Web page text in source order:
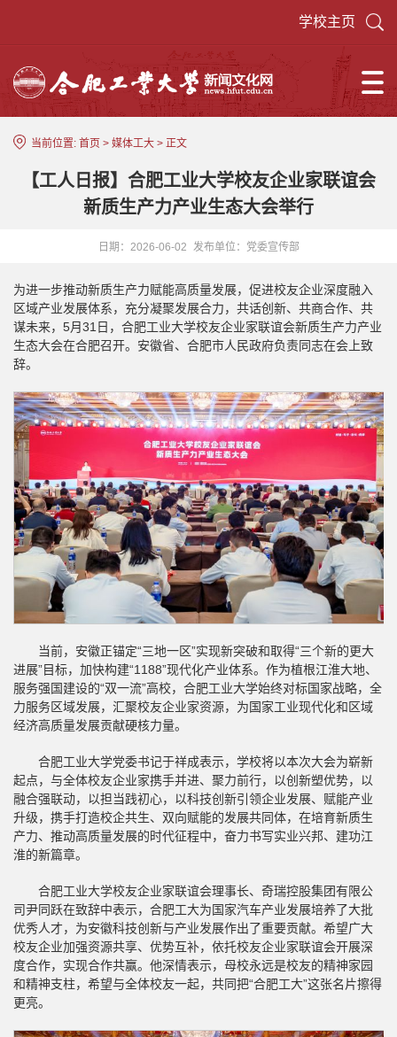
学校主页
当前位置: 首页 > 媒体工大 > 正文
【工人日报】合肥工业大学校友企业家联谊会
新质生产力产业生态大会举行
日期：2026-06-02 发布单位：党委宣传部
为进一步推动新质生产力赋能高质量发展，促进校友企业深度融入
区域产业发展体系，充分凝聚发展合力，共话创新、共商合作、共
谋未来，5月31日，合肥工业大学校友企业家联谊会新质生产力产业
生态大会在合肥召开。安徽省、合肥市人民政府负责同志在会上致
辞。
当前，安徽正锚定“三地一区”实现新突破和取得“三个新的更大
进展”目标，加快构建“1188”现代化产业体系。作为植根江淮大地、
服务强国建设的“双一流”高校，合肥工业大学始终对标国家战略，全
力服务区域发展，汇聚校友企业家资源，为国家工业现代化和区域
经济高质量发展贡献硬核力量。
合肥工业大学党委书记于祥成表示，学校将以本次大会为崭新
起点，与全体校友企业家携手并进、聚力前行，以创新塑优势，以
融合强联动，以担当践初心，以科技创新引领企业发展、赋能产业
升级，携手打造校企共生、双向赋能的发展共同体，在培育新质生
产力、推动高质量发展的时代征程中，奋力书写实业兴邦、建功江
淮的新篇章。
合肥工业大学校友企业家联谊会理事长、奇瑞控股集团有限公
司尹同跃在致辞中表示，合肥工大为国家汽车产业发展培养了大批
优秀人才，为安徽科技创新与产业发展作出了重要贡献。希望广大
校友企业加强资源共享、优势互补，依托校友企业家联谊会开展深
度合作，实现合作共赢。他深情表示，母校永远是校友的精神家园
和精神支柱，希望与全体校友一起，共同把“合肥工大”这张名片擦得
更亮。